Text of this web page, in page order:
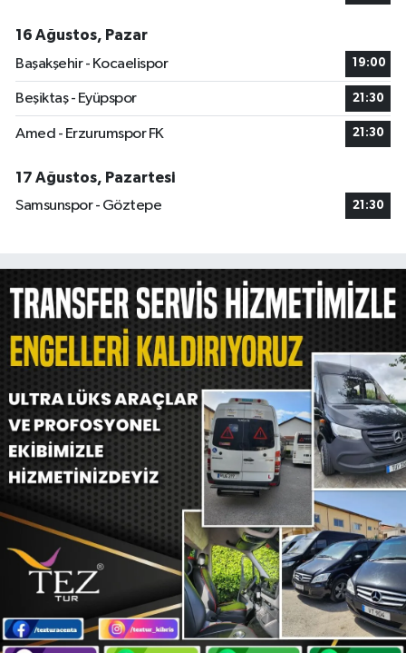
16 Ağustos, Pazar
Başakşehir - Kocaelispor
19:00
Beşiktaş - Eyüpspor 21:30
Amed - Erzurumspor FK 21:30
17 Ağustos, Pazartesi
Samsunspor - Göztepe
21:30